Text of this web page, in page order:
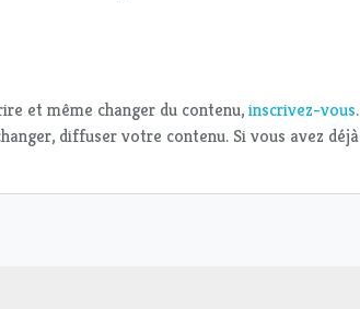
et même changer du contenu,inscrivez-vous.
diffuser votre contenu. Si vous avez déjà